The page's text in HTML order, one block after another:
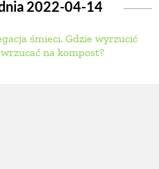
2022-04-14
śmieci. Gdzie wyrzucić
na kompost?
DOM